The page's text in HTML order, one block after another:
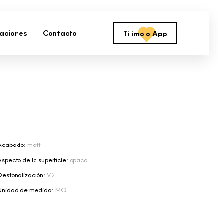
Contacto Ti imolo App
matt
de la superficie: opaco
V2
de medida: MQ